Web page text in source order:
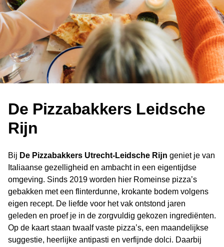
De Pizzabakkers Leidsche
Rijn
Bij De Pizzabakkers Utrecht-Leidsche Rĳn geniet je van
Italiaanse gezelligheid en ambacht in een eigentijdse
omgeving. Sinds 2019 worden hier Romeinse pizza’s
gebakken met een flinterdunne, krokante bodem volgens
eigen recept. De liefde voor het vak ontstond jaren
geleden en proef je in de zorgvuldig gekozen ingrediënten.
Op de kaart staan twaalf vaste pizza’s, een maandelijkse
suggestie, heerlijke antipasti en verfijnde dolci. Daarbij